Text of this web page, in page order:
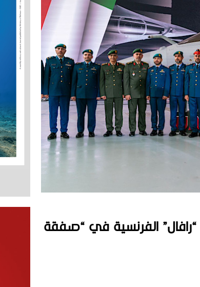
“رافال” الفرنسية في “صفقة